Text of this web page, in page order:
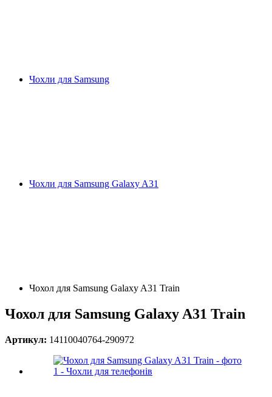
Чохли для Samsung
Чохли для Samsung Galaxy A31
Чохол для Samsung Galaxy A31 Train
Чохол для Samsung Galaxy A31 Train
Артикул: 14110040764-290972